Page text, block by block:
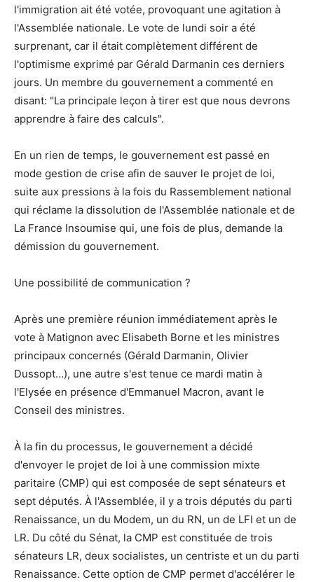
l'immigration ait été votée, provoquant une agitation à
l'Assemblée nationale. Le vote de lundi soir a été
surprenant, car il était complètement différent de
l'optimisme exprimé par Gérald Darmanin ces derniers
jours. Un membre du gouvernement a commenté en
disant: "La principale leçon à tirer est que nous devrons
apprendre à faire des calculs".
En un rien de temps, le gouvernement est passé en
mode gestion de crise afin de sauver le projet de loi,
suite aux pressions à la fois du Rassemblement national
qui réclame la dissolution de l'Assemblée nationale et de
La France Insoumise qui, une fois de plus, demande la
démission du gouvernement.
Une possibilité de communication ?
Après une première réunion immédiatement après le
vote à Matignon avec Elisabeth Borne et les ministres
principaux concernés (Gérald Darmanin, Olivier
Dussopt…), une autre s'est tenue ce mardi matin à
l'Elysée en présence d'Emmanuel Macron, avant le
Conseil des ministres.
À la fin du processus, le gouvernement a décidé
d'envoyer le projet de loi à une commission mixte
paritaire (CMP) qui est composée de sept sénateurs et
sept députés. À l'Assemblée, il y a trois députés du parti
Renaissance, un du Modem, un du RN, un de LFI et un de
LR. Du côté du Sénat, la CMP est constituée de trois
sénateurs LR, deux socialistes, un centriste et un du parti
Renaissance. Cette option de CMP permet d'accélérer le